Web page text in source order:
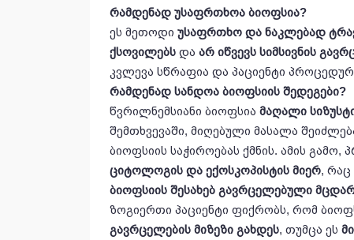
რამდენად უსაფრთხოა ბიოფსია?
ეს მეთოდი უსაფრთხო და ნაკლებად
ქსოვილებს და არ იწვევს სიმსივნის
კვლევა სწრაფია და პაციენტი
რამდენად სანდოა ბიოფსიის შედეგები?
წვრილნემსიანი ბიოფსია მაღალი
შემთხვევაში, მიღებული მასალა
ბიოფსიის საჭიროებას ქმნის. ამის
ციტოლოგის და ექოსკოპისტის მიერ, რაც
ბიოფსიის შესახებ გავრცელებული
ზოგიერთი პაციენტი ფიქრობს, რომ
გავრცელების მიზეზი გახდეს, თუმცა ეს